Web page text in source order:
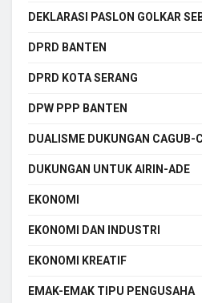
DEKLARASI PASLON GOLKAR
DPRD BANTEN
DPRD KOTA SERANG
DPW PPP BANTEN
DUALISME DUKUNGAN CAGUB-
DUKUNGAN UNTUK AIRIN-ADE
EKONOMI
EKONOMI DAN INDUSTRI
EKONOMI KREATIF
EMAK-EMAK TIPU PENGUSAHA